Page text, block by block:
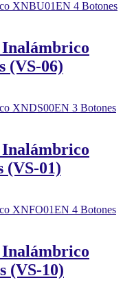
(VS-06)
(VS-01)
(VS-10)